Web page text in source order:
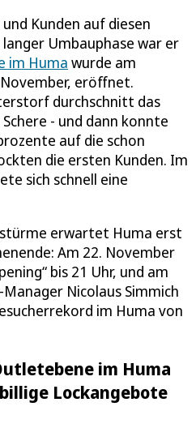
Kunden auf diesen
Umbauphase war er
im Huma wurde am
eröffnet.
durchschnitt das
- und dann konnte
auf die schon
die ersten Kunden. Im
sich schnell eine
erwartet Huma erst
Am 22. November
bis 21 Uhr, und am
Nicolaus Simmich
im Huma von
im Huma
Lockangebote